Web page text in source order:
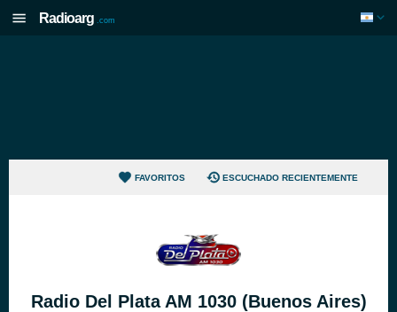
Radioarg .com
FAVORITOS ESCUCHADO RECIENTEMENTE
Radio Del Plata AM 1030 (Buenos Aires)